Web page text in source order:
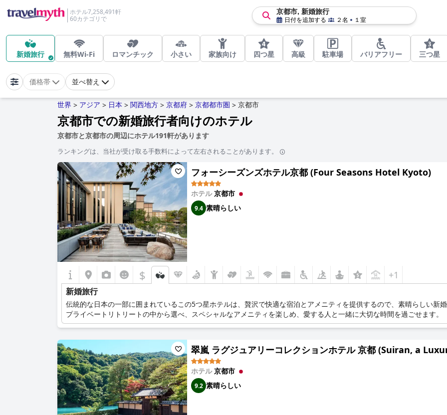
ホテル7,258,491軒
60カテゴリで
京都市, 新婚旅行
日付を追加する ２名 １室
新婚旅行 無料Wi-Fi ロマンチック 小さい 家族向け 四つ星 高級 駐車場 バリアフリー 三つ星
価格帯 並べ替え
世界 > アジア > 日本 > 関西地方 > 京都府 > 京都都市圏 > 京都市
京都市での新婚旅行者向けのホテル
京都市と京都市の周辺にホテル191軒があります
ランキングは、当社が受け取る手数料によって左右されることがあります。
フォーシーズンズホテル京都 (Four Seasons Hotel Kyoto)
ホテル京都市
9.4 素晴らしい
$ +1
新婚旅行
伝統的な日本の一部に囲まれているこの5つ星ホテルは、贅沢で快適な宿泊とアメニティを提供するので、素晴らしい新
プライベートリトリートの中から選べ、スペシャルなアメニティを楽しめ、愛する人と一緒に大切な時間を過ごせます。
翠嵐 ラグジュアリーコレクションホテル 京都 (Suiran, a
ホテル京都市
9.2 素晴らしい